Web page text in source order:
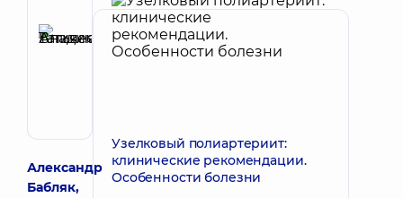
Рецензент
Аникеева
Татьяна
Запись к врачу
Александр
Бабляк,
Узелковый полиартериит:
клинические рекомендации.
Особенности болезни